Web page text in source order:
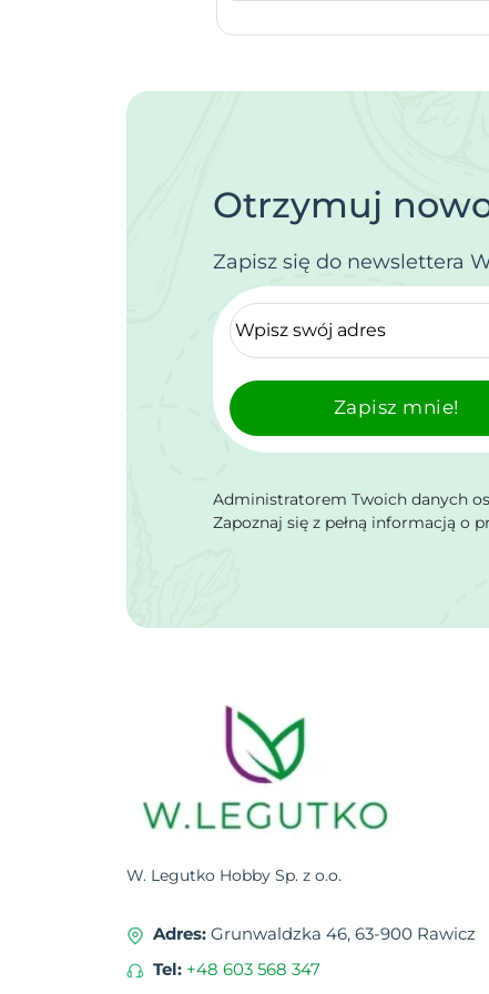
Otrzymuj
Zapisz się do newslettera
Zapisz mnie!
Administratorem Twoich danych
Zapoznaj się z pełną informacją o
W. Legutko Hobby Sp. z o.o.
Adres: Grunwaldzka 46, 63-900 Rawicz
Tel: +48 603 568 347